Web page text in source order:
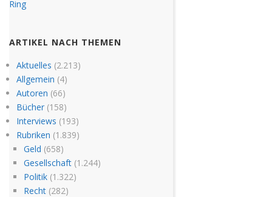
ARTIKEL NACH THEMEN
Aktuelles (2.213)
Allgemein (4)
Autoren (66)
Bücher(158)
Interviews (193)
Rubriken (1.839)
Geld (658)
Gesellschaft(1.244)
Politik(1.322)
Recht(282)